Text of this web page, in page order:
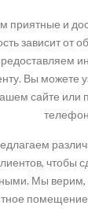
приятные и
зависит от
Вы можете
сайте или
чтобы
Мы верим,